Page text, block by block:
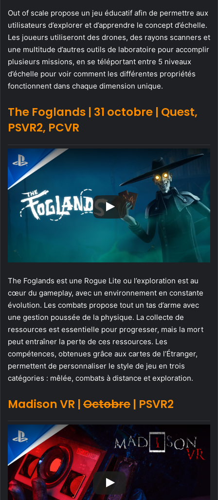
Out of scale propose un jeu éducatif afin de permettre aux
utilisateurs d’explorer et d’apprendre le concept d’échelle.
Les joueurs utiliseront des drones, des rayons scanners et
une multitude d’autres outils de laboratoire pour accomplir
plusieurs missions, en se téléportant entre 5 niveaux
d’échelle pour voir comment les différentes propriétés
fonctionnent dans chaque dimension unique.
The Foglands | 31 octobre | Quest,
PSVR2, PCVR
The Foglands est une Rogue Lite ou l’exploration est au
cœur du gameplay, avec un environnement en constante
évolution. Les combats propose tout un tas d’arme avec
une gestion poussée de la physique. La collecte de
ressources est essentielle pour progresser, mais la mort
peut entraîner la perte de ces ressources. Les
compétences, obtenues grâce aux cartes de l’Étranger,
permettent de personnaliser le style de jeu en trois
catégories : mêlée, combats à distance et exploration.
Madison VR |Octobre | PSVR2